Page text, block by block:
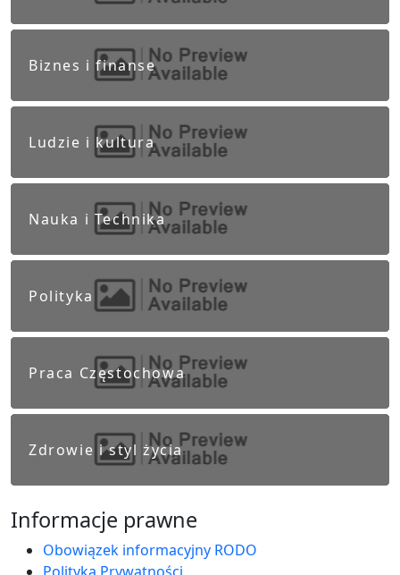
Biznes i finanse
Ludzie i kultura
Nauka i Technika
Polityka
Praca Częstochowa
Zdrowie i styl życia
Informacje prawne
Obowiązek informacyjny RODO